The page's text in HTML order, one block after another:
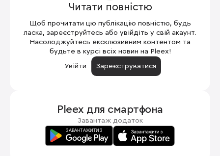
Читати повністю
Щоб прочитати цю публікацію повністю, будь
ласка, зареєструйтесь або увійдіть у свій акаунт.
Насолоджуйтесь ексклюзивним контентом та
будьте в курсі всіх новин на Pleex!
Увійти
Зареєструватися
Pleex для смартфона
Завантаж додаток